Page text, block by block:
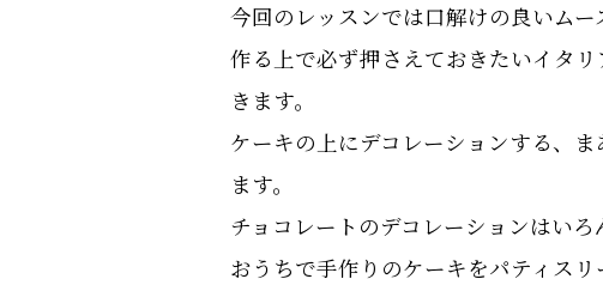
今回のレッスンでは口解けの良いム
作る上で必ず押さえておきたいイタ
きます。
ケーキの上にデコレーションする、
ます。
チョコレートのデコレーションはいろ
おうちで手作りのケーキをパティス